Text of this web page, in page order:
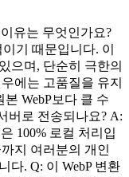
유는 무엇인가요?
기 때문입니다. 이
으며, 단순히 극한의
에는 고품질을 유지
WebP보다 클 수
버로 전송되나요? A:
100% 로컬 처리입
지 여러분의 개인
다. Q: 이 WebP 변환